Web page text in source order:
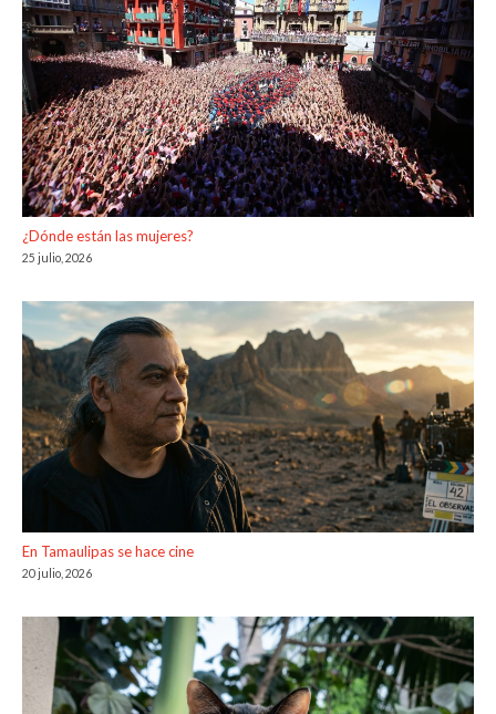
¿Dónde están las mujeres?
25 julio, 2026
En Tamaulipas se hace cine
20 julio, 2026